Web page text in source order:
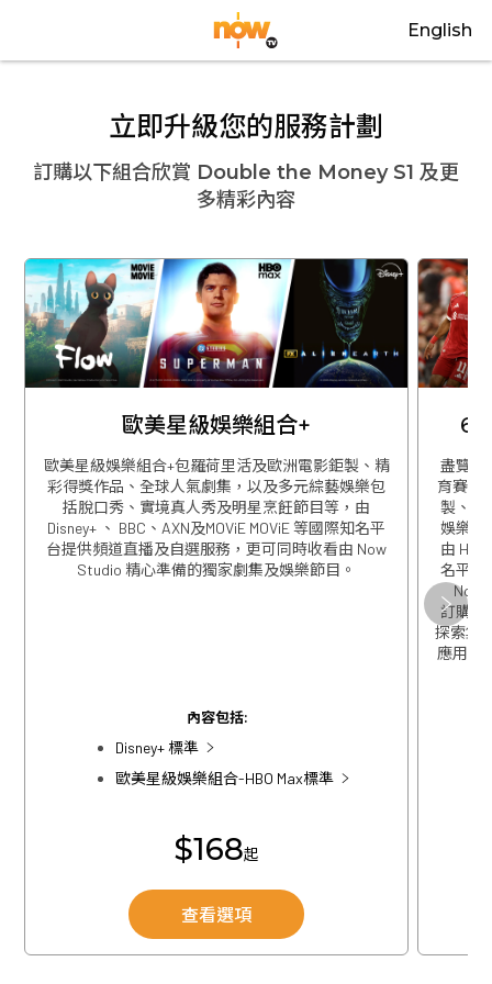
English
立即升級您的服務計劃
訂購以下組合欣賞 Double the Money S1 及更
多精彩內容
歐美星級娛樂組合+
歐美星級娛樂組合+包羅荷里活及歐洲電影鉅製、精
彩得獎作品、全球人氣劇集，以及多元綜藝娛樂包
括脫口秀、實境真人秀及明星烹飪節目等，由
Disney+ 、 BBC、AXN及MOViE MOViE 等國際知名平
台提供頻道直播及自選服務，更可同時收看由 Now
Studio 精心準備的獨家劇集及娛樂節目。
內容包括:
Disney+ 標準
歐美星級娛樂組合-HBO Max標準
$168起
查看選項
6
盡覽英
育賽事,
製、精
娛樂包
由
名平台
Now
訂購歐
探索集
應用程
關閉